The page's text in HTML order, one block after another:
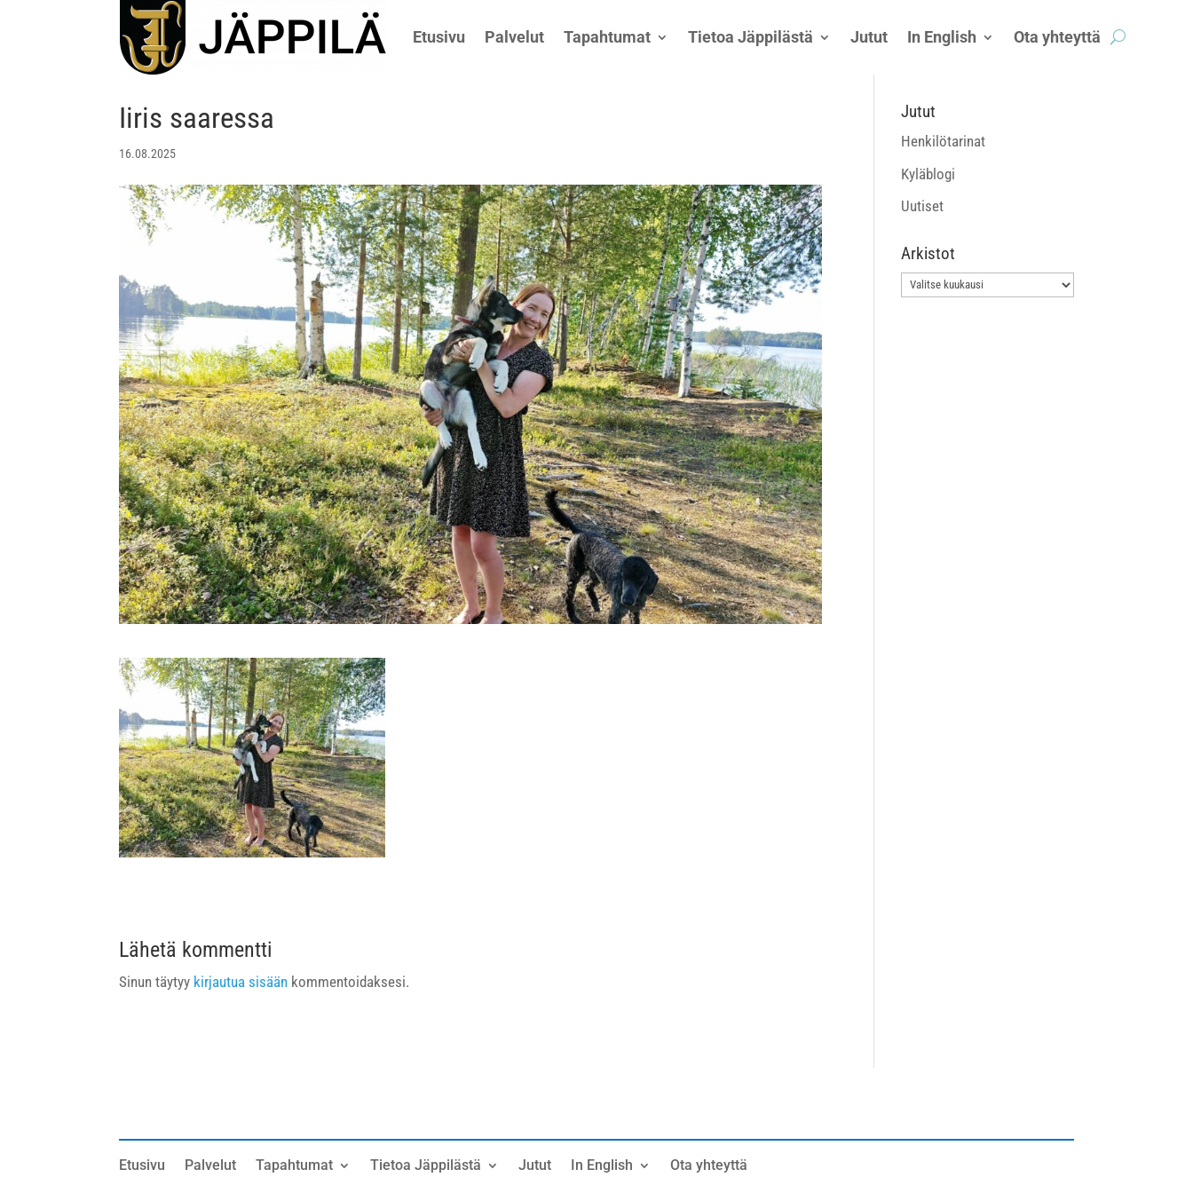
Etusivu Palvelut Tapahtumat Tietoa Jäppilästä Jutut In English Ota yhteyttä
Iiris saaressa
16.08.2025
Lähetä kommentti
Sinun täytyy kirjautua sisään kommentoidaksesi.
Jutut
Henkilötarinat
Kyläblogi
Uutiset
Arkistot
Arkistot
Etusivu Palvelut Tapahtumat Tietoa Jäppilästä Jutut In English Ota yhteyttä